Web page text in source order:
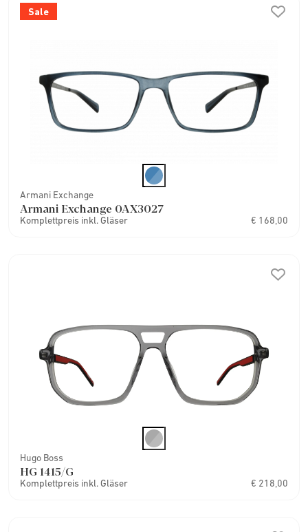
Sale
Armani Exchange
Armani Exchange 0AX3027
Komplettpreis inkl. Gläser € 168,00
Hugo Boss
HG 1415/G
Komplettpreis inkl. Gläser € 218,00